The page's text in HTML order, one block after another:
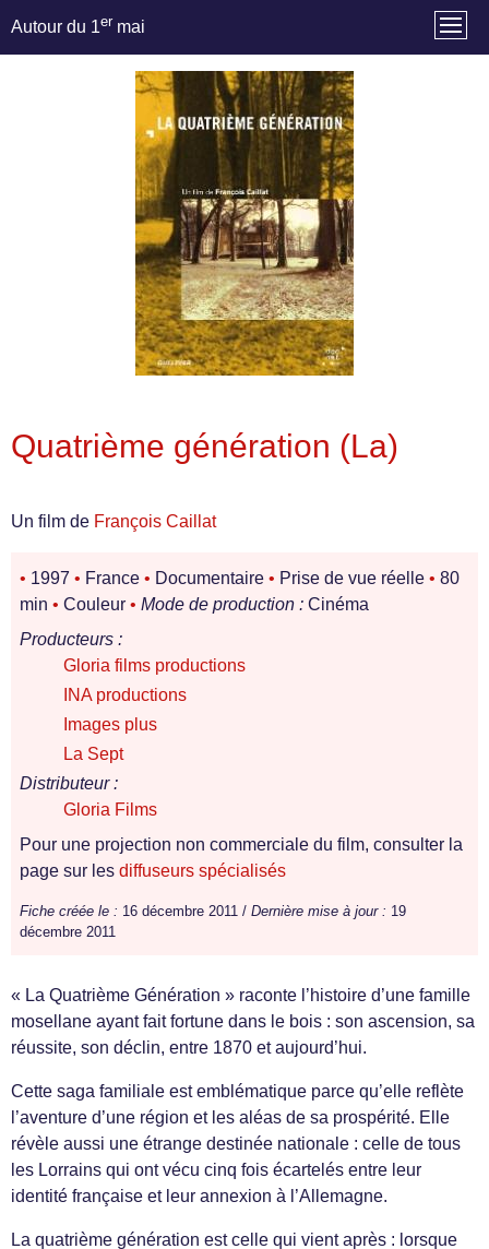
Autour du 1er mai
Quatrième génération (La)
Un film de François Caillat
• 1997 • France • Documentaire • Prise de vue réelle • 80
min • Couleur • Mode de production : Cinéma
Producteurs :
Gloria films productions
INA productions
Images plus
La Sept
Distributeur :
Gloria Films
Pour une projection non commerciale du film, consulter la
page sur les diffuseurs spécialisés
Fiche créée le : 16 décembre 2011 / Dernière mise à jour : 19
décembre 2011
« La Quatrième Génération » raconte l’histoire d’une famille
mosellane ayant fait fortune dans le bois : son ascension, sa
réussite, son déclin, entre 1870 et aujourd’hui.
Cette saga familiale est emblématique parce qu’elle reflète
l’aventure d’une région et les aléas de sa prospérité. Elle
révèle aussi une étrange destinée nationale : celle de tous
les Lorrains qui ont vécu cinq fois écartelés entre leur
identité française et leur annexion à l’Allemagne.
La quatrième génération est celle qui vient après : lorsque